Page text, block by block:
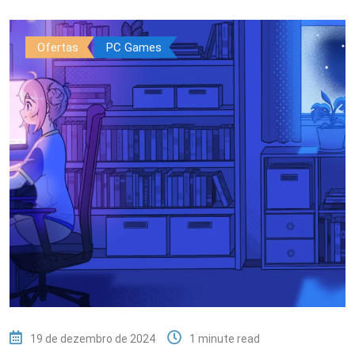
Ofertas PC Games
19 de dezembro de 2024 1 minute read